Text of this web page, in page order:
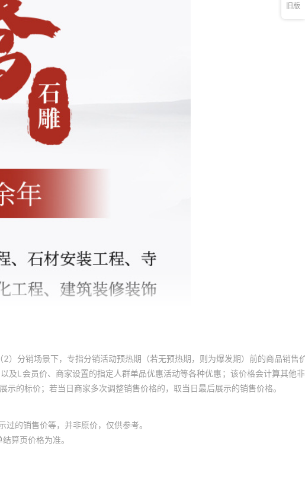
）分销场景下，专指分销活动预热期（若无预热期，则为爆发期）前的商品销售
L会员价、商家设置的指定人群单品优惠活动等各种优惠；该价格会计算其他
的标价；若当日商家多次调整销售价格的，取当日最后展示的销售价格。
的销售价等，并非原价，仅供参考。
算页价格为准。
旧版